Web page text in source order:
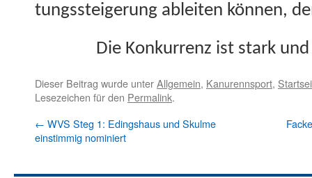
tungssteigerung ableit­en kön­nen,
Die Konkur­renz ist stark
Dieser Beitrag wurde unterAllgemein, Kanurennsport,
Lesezeichen für den Permalink.
← WVS Steg 1: Edingshaus und Skulme
einstimmig nominiert